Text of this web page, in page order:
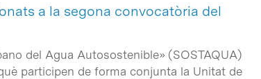
a la segona convocatòria del
del Agua Autosostenible» (SOSTAQUA)
participen de forma conjunta la Unitat de